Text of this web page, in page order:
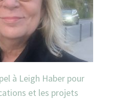
à Leigh Haber pour
et les projets